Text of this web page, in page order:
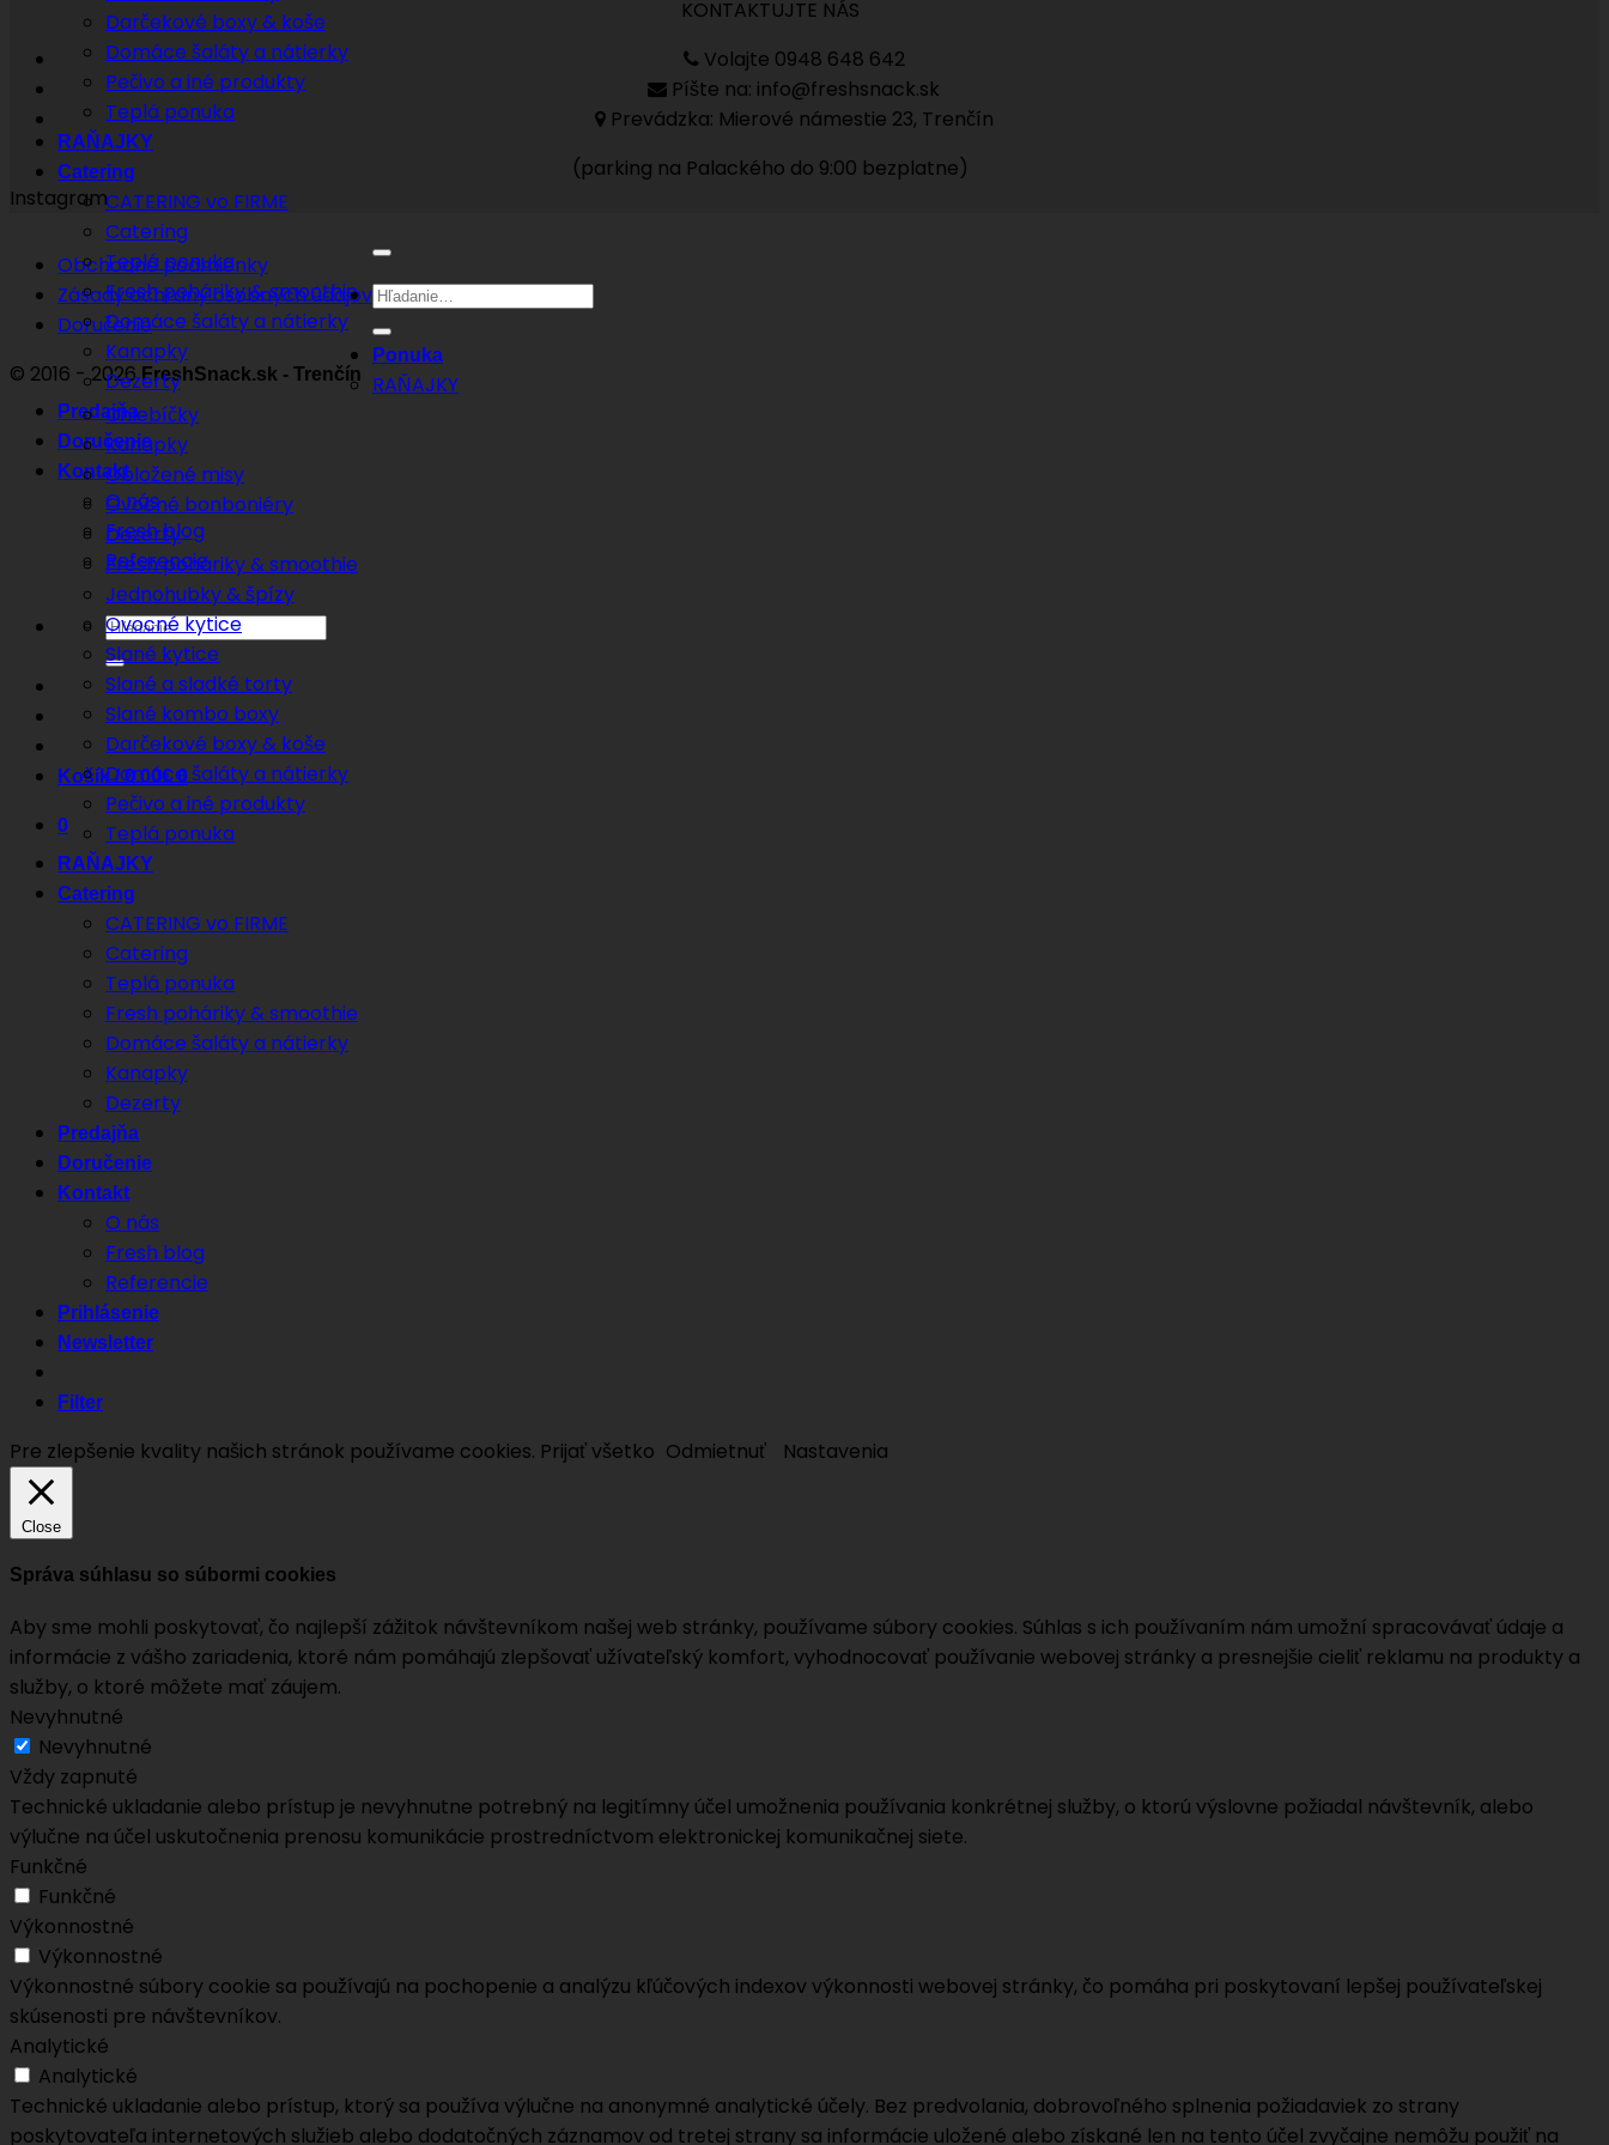
Darčekové boxy & koše
Domáce šaláty a nátierky
Pečivo a iné produkty
Teplá ponuka
RAŇAJKY
Catering
CATERING vo FIRME
Catering
Teplá ponuka
Fresh poháriky & smoothie
Domáce šaláty a nátierky
Kanapky
Dezerty
Predajňa
Doručenie
Kontakt
O nás
Fresh blog
Referencie
Hľadať:
Košík /0.00€ 0
0
KONTAKTUJTE NÁS
Volajte 0948 648 642
Píšte na: info@freshsnack.sk
Prevádzka: Mierové námestie 23, Trenčín
(parking na Palackého do 9:00 bezplatne)
Instagram
Obchodné podmienky
Zásady ochrany osobných údajov
Doručenie
© 2016 - 2026FreshSnack.sk - Trenčín
Hľadať:
Ponuka
RAŇAJKY
Chlebíčky
Kanapky
Obložené misy
Ovocné bonboniéry
Dezerty
Fresh poháriky & smoothie
Jednohubky & špízy
Ovocné kytice
Slané kytice
Slané a sladké torty
Slané kombo boxy
Darčekové boxy & koše
Domáce šaláty a nátierky
Pečivo a iné produkty
Teplá ponuka
RAŇAJKY
Catering
CATERING vo FIRME
Catering
Teplá ponuka
Fresh poháriky & smoothie
Domáce šaláty a nátierky
Kanapky
Dezerty
Predajňa
Doručenie
Kontakt
O nás
Fresh blog
Referencie
Prihlásenie
Newsletter
Filter
Pre zlepšenie kvality našich stránok používame cookies. Prijať všetko Odmietnuť Nastavenia
Close
Správa súhlasu so súbormi cookies
Aby sme mohli poskytovať, čo najlepší zážitok návštevníkom našej web stránky, používame súbory cookies. Súhlas s ich používaním nám umožní spracovávať údaje a
informácie z vášho zariadenia, ktoré nám pomáhajú zlepšovať užívateľský komfort, vyhodnocovať používanie webovej stránky a presnejšie cieliť reklamu na produkty a
služby, o ktoré môžete mať záujem.
Nevyhnutné
Nevyhnutné
Vždy zapnuté
Technické ukladanie alebo prístup je nevyhnutne potrebný na legitímny účel umožnenia používania konkrétnej služby, o ktorú výslovne požiadal návštevník, alebo
výlučne na účel uskutočnenia prenosu komunikácie prostredníctvom elektronickej komunikačnej siete.
Funkčné
Funkčné
Výkonnostné
Výkonnostné
Výkonnostné súbory cookie sa používajú na pochopenie a analýzu kľúčových indexov výkonnosti webovej stránky, čo pomáha pri poskytovaní lepšej používateľskej
skúsenosti pre návštevníkov.
Analytické
Analytické
Technické ukladanie alebo prístup, ktorý sa používa výlučne na anonymné analytické účely. Bez predvolania, dobrovoľného splnenia požiadaviek zo strany
poskytovateľa internetových služieb alebo dodatočných záznamov od tretej strany sa informácie uložené alebo získané len na tento účel zvyčajne nemôžu použiť na